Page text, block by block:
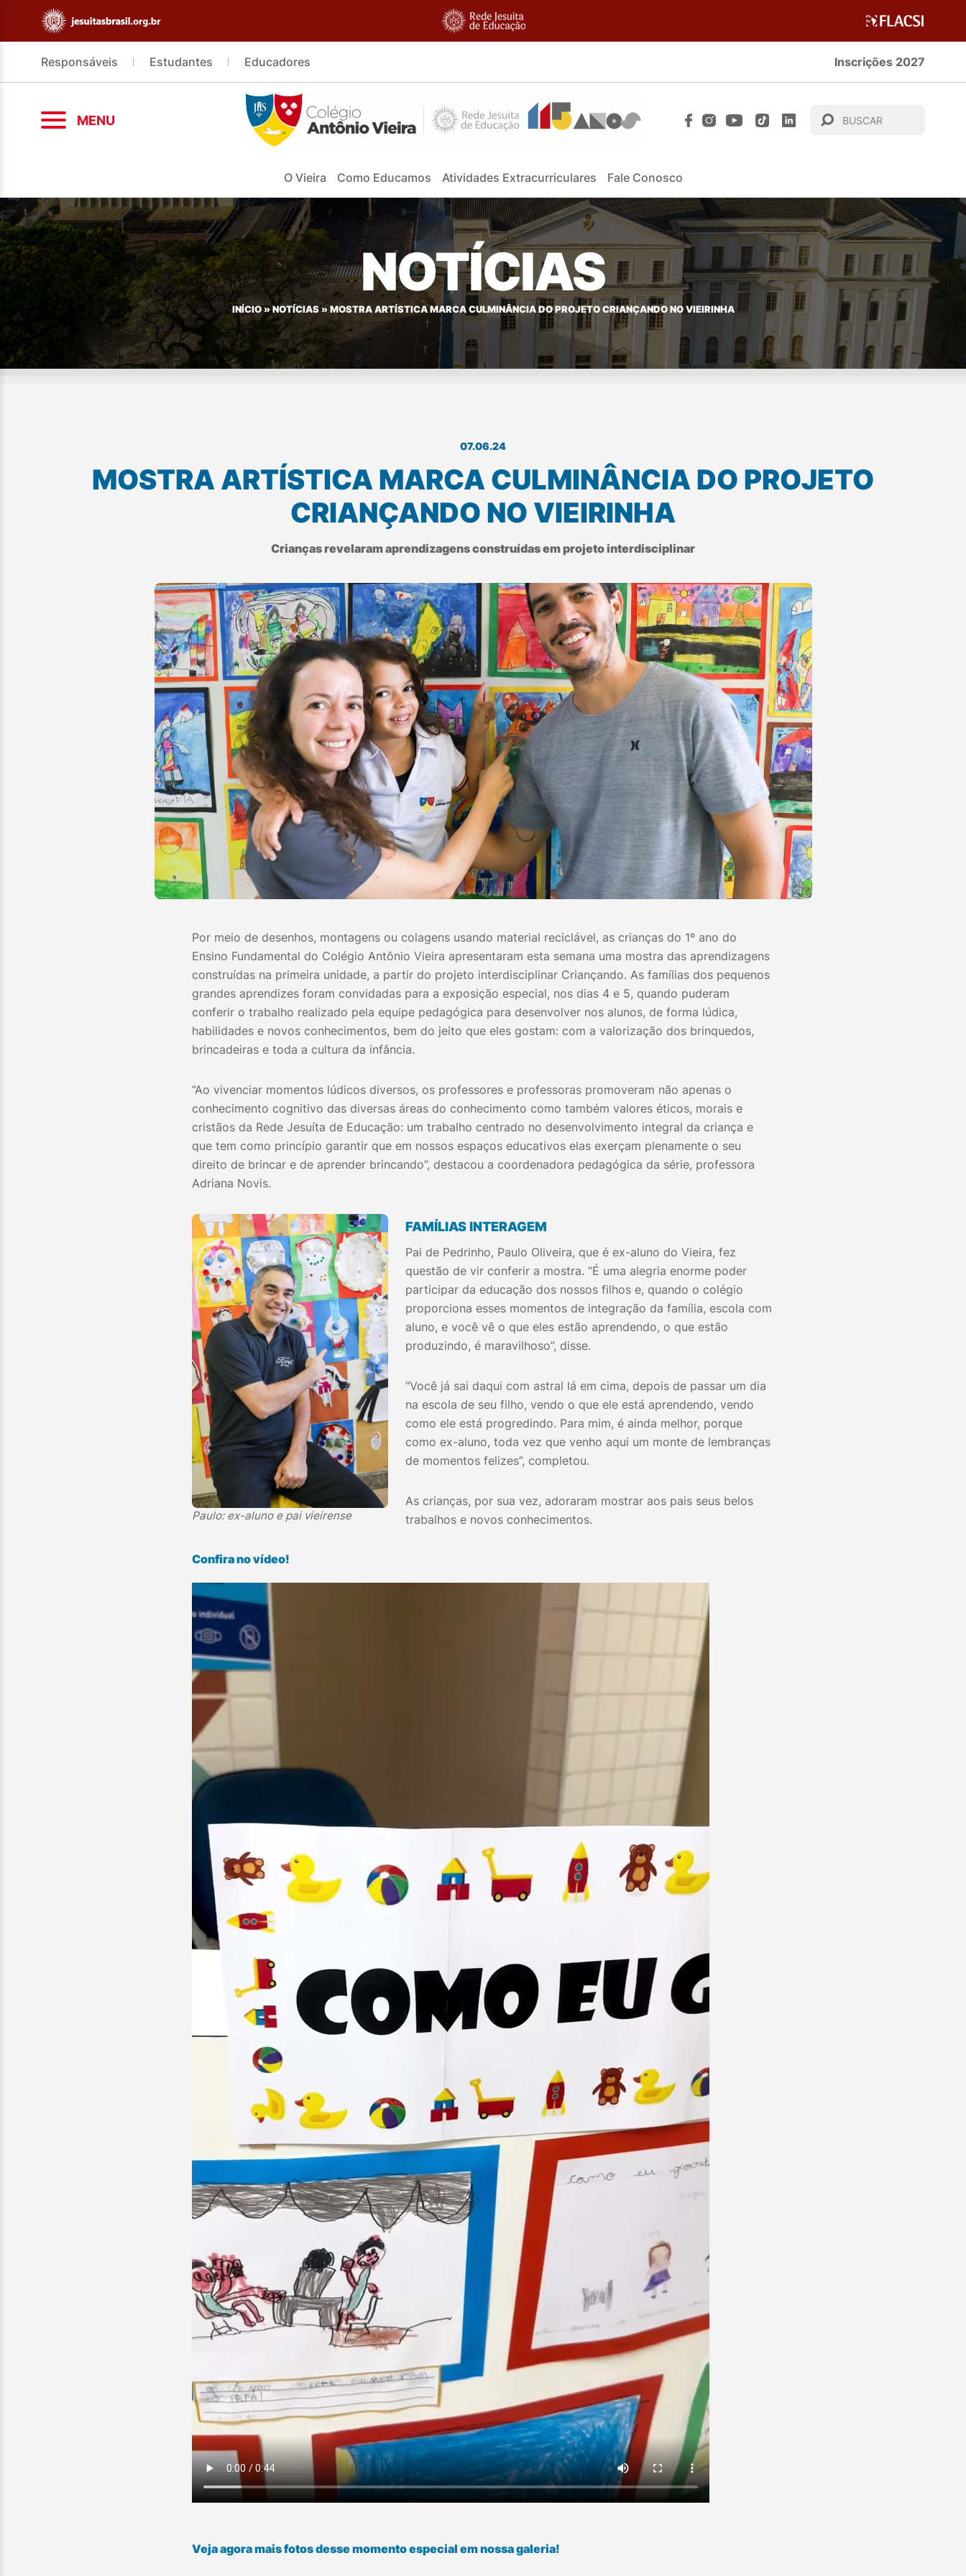
Responsáveis Estudantes Educadores Inscrições 2027
MENU
O Vieira Como Educamos Atividades Extracurriculares Fale Conosco
NOTÍCIAS
INÍCIO»NOTÍCIAS»MOSTRA ARTÍSTICA MARCA CULMINÂNCIA DO PROJETO CRIANÇANDO​ NO VIEIRINHA
07.06.24
MOSTRA ARTÍSTICA MARCA CULMINÂNCIA DO PROJETO
CRIANÇANDO​ NO VIEIRINHA
Crianças revelaram aprendizagens construídas em projeto interdisciplinar
Por meio de desenhos, montagens ou colagens usando material reciclável, as crianças do 1º ano do
Ensino Fundamental do Colégio Antônio Vieira apresentaram esta semana uma mostra das aprendizagens
construídas na primeira unidade, a partir do projeto interdisciplinar Criançando. As famílias dos pequenos
grandes aprendizes foram convidadas para a exposição especial, nos dias 4 e 5, quando puderam
conferir o trabalho realizado pela equipe pedagógica para desenvolver nos alunos, de forma lúdica,
habilidades e novos conhecimentos, bem do jeito que eles gostam: com a valorização dos brinquedos,
brincadeiras e toda a cultura da infância.
“Ao vivenciar momentos lúdicos diversos, os professores e professoras promoveram não apenas o
conhecimento cognitivo das diversas áreas do conhecimento como também valores éticos, morais e
cristãos da Rede Jesuíta de Educação: um trabalho centrado no desenvolvimento integral da criança e
que tem como princípio garantir que em nossos espaços educativos elas exerçam plenamente o seu
direito de brincar e de aprender brincando”, destacou a coordenadora pedagógica da série, professora
Adriana Novis.
Paulo: ex-aluno e pai vieirense
FAMÍLIAS INTERAGEM
Pai de Pedrinho, Paulo Oliveira, que é ex-aluno do Vieira, fez
questão de vir conferir a mostra. “É uma alegria enorme poder
participar da educação dos nossos filhos e, quando o colégio
proporciona esses momentos de integração da família, escola com
aluno, e você vê o que eles estão aprendendo, o que estão
produzindo, é maravilhoso”, disse.
“Você já sai daqui com astral lá em cima, depois de passar um dia
na escola de seu filho, vendo o que ele está aprendendo, vendo
como ele está progredindo. Para mim, é ainda melhor, porque
como ex-aluno, toda vez que venho aqui um monte de lembranças
de momentos felizes”, completou.
As crianças, por sua vez, adoraram mostrar aos pais seus belos
trabalhos e novos conhecimentos.
Confira no vídeo!
Veja agora mais fotos desse momento especial em nossa galeria!